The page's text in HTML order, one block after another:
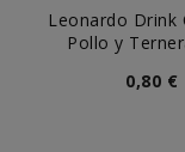
Leonardo Drink
Pollo y
0,80 €